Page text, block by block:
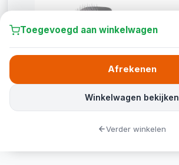
Toegevoegd aan winkelwagen
Winkelwagen bekijken
Afrekenen
Verder winkelen